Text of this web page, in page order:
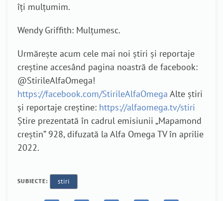
îți mulțumim.
Wendy Griffith: Mulțumesc.
Urmărește acum cele mai noi știri și reportaje
creștine accesând pagina noastră de facebook:
@StirileAlfaOmega!
https://facebook.com/StirileAlfaOmega Alte știri
și reportaje creștine: https://alfaomega.tv/stiri
Știre prezentată în cadrul emisiunii „Mapamond
creștin” 928, difuzată la Alfa Omega TV în aprilie
2022.
SUBIECTE: stiri